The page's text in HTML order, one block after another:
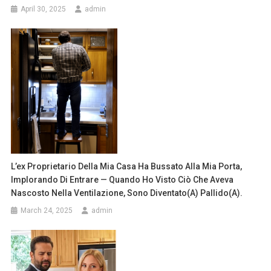
April 30, 2025 admin
L’ex Proprietario Della Mia Casa Ha Bussato Alla Mia Porta,
Implorando Di Entrare — Quando Ho Visto Ciò Che Aveva
Nascosto Nella Ventilazione, Sono Diventato(a) Pallido(a).
March 24, 2025 admin